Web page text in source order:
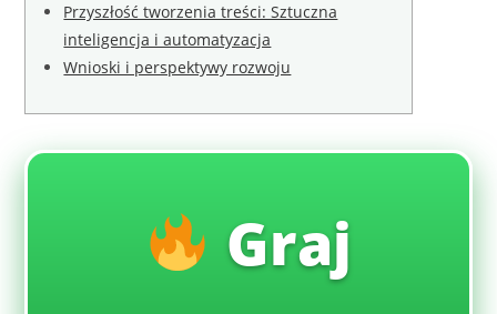
Przyszłość tworzenia treści: Sztuczna
inteligencja i automatyzacja
Wnioski i perspektywy rozwoju
Graj